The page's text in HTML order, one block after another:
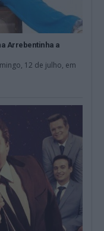
Arrebentinha a
12 de julho, em